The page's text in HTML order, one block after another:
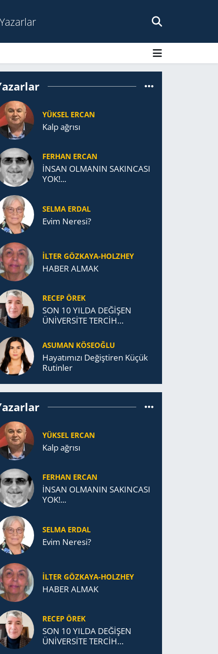
Yazarlar
YÜKSEL ERCAN
Kalp ağrısı
FERHAN ERCAN
İNSAN OLMANIN SAKINCASI
YOK!...
SELMA ERDAL
Evim Neresi?
İLTER GÖZKAYA-HOLZHEY
HABER ALMAK
RECEP ÖREK
SON 10 YILDA DEĞİŞEN
ÜNİVERSİTE TERCİH
ASUMAN KÖSEOĞLU
Ha­ya­tı­mı­zı De­ğiş­ti­ren Küçük
Ru­tin­ler
YÜKSEL ERCAN
Kalp ağrısı
FERHAN ERCAN
İNSAN OLMANIN SAKINCASI
YOK!...
SELMA ERDAL
Evim Neresi?
İLTER GÖZKAYA-HOLZHEY
HABER ALMAK
RECEP ÖREK
SON 10 YILDA DEĞİŞEN
ÜNİVERSİTE TERCİH